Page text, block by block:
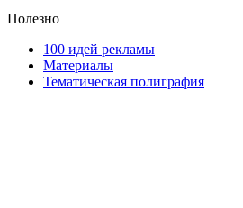
Полезно
100 идей рекламы
Материалы
Тематическая полиграфия